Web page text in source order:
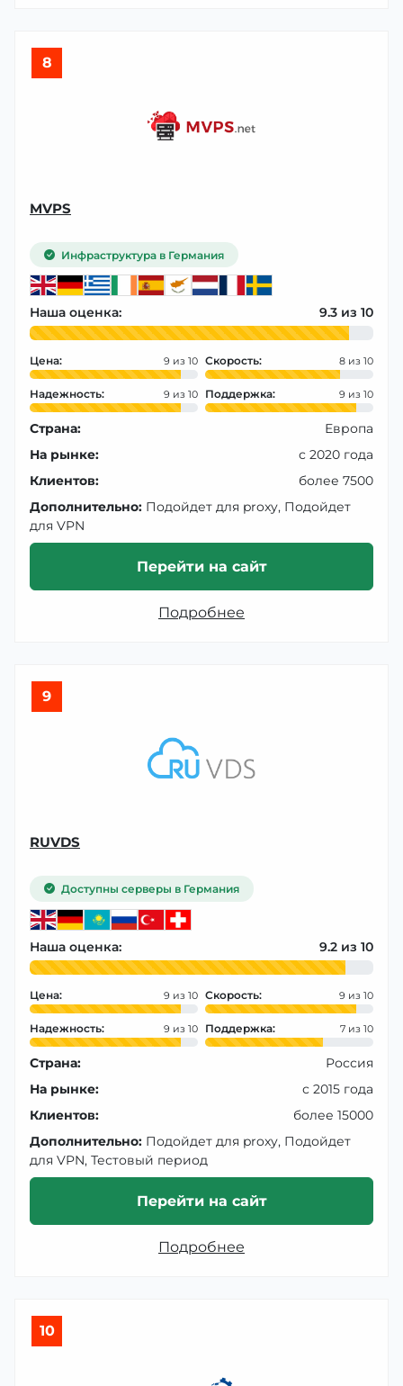
8
MVPS
Инфраструктура в Германия
Наша оценка: 9.3
Цена: 9 Скорость: 8
Надежность: 9 Поддержка: 9
Страна:
Европа
На рынке:
с 2020 года
Клиентов:
более 7500
Дополнительно: Подойдет для proxy, Подойдет
для VPN
Перейти на сайт
Подробнее
9
RUVDS
Доступны серверы в Германия
Наша оценка: 9.2
Цена: 9 Скорость: 9
Надежность: 9 Поддержка: 7
Страна:
Россия
На рынке:
с 2015 года
Клиентов:
более 15000
Дополнительно: Подойдет для proxy, Подойдет
для VPN, Тестовый период
Перейти на сайт
Подробнее
10